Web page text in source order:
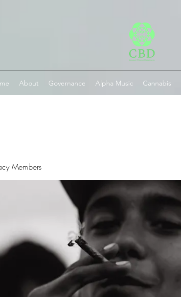
About Governance Alpha Music Cannabis
Members